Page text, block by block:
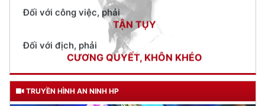
Đối với địch, phải
CƯƠNG QUYẾT, KHÔN KHÉO
Trích thư Chủ tịch Hồ Chí Minh
gửi Công an Khu XII,
ngày 11 tháng 3 năm 1948.
TRUYỀN HÌNH AN NINH HP